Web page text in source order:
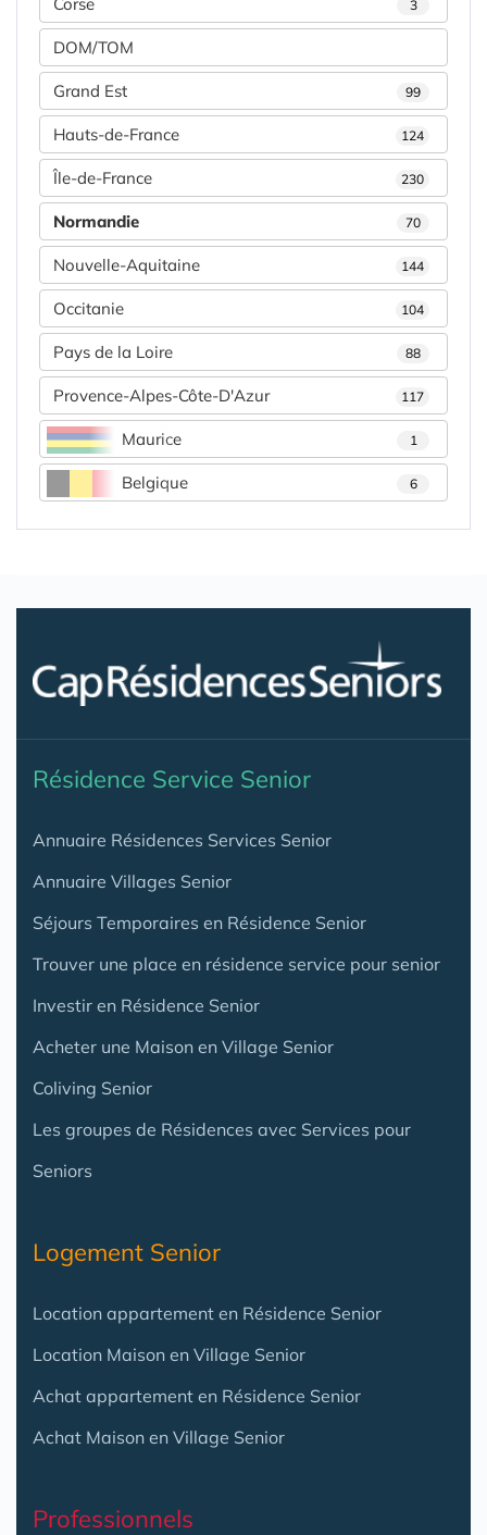
3
DOM/TOM
Grand Est 99
Hauts-de-France 124
Île-de-France 230
Normandie 70
Nouvelle-Aquitaine 144
Occitanie 104
Pays de la Loire 88
Provence-Alpes-Côte-D'Azur 117
Maurice 1
Belgique 6
Résidence Service Senior
Annuaire Résidences Services Senior
Annuaire Villages Senior
Séjours Temporaires en Résidence Senior
Trouver une place en résidence service pour senior
Investir en Résidence Senior
Acheter une Maison en Village Senior
Coliving Senior
Les groupes de Résidences avec Services pour
Seniors
Logement Senior
Location appartement en Résidence Senior
Location Maison en Village Senior
Achat appartement en Résidence Senior
Achat Maison en Village Senior
Professionnels